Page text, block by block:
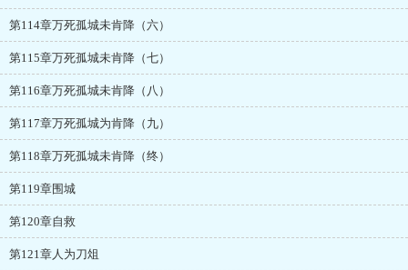
第114章万死孤城未肯降（六）
第115章万死孤城未肯降（七）
第116章万死孤城未肯降（八）
第117章万死孤城为肯降（九）
第118章万死孤城未肯降（终）
第119章围城
第120章自救
第121章人为刀俎